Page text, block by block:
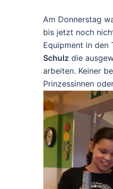
Am Donnerstag
bis jetzt noch
Equipment in den
Schulz die
arbeiten. Keiner
Prinzessinnen